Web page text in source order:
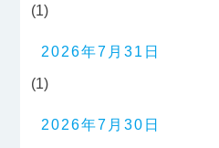
(1)
2026年7月31日
(1)
2026年7月30日